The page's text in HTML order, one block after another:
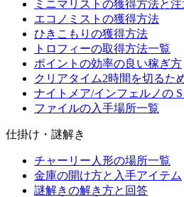
ミニマリストの獲得方法と注
エコノミストの獲得方法
ひきこもりの獲得方法
トロフィーの取得方法一覧
ポイントの効率の良い稼ぎ方
クリアタイム2時間を切るた
ナイトメア/インフェルノの
ファイルの入手場所一覧
仕掛け・謎解き
チャーリー人形の場所一覧
金庫の開け方と入手アイテム
謎解きの解き方と回答